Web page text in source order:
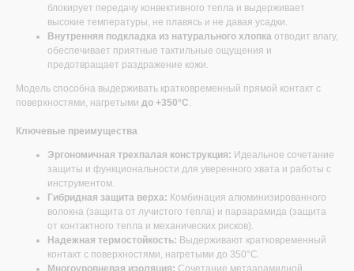
блокирует передачу конвективного тепла и выдерживает
высокие температуры, не плавясь и не давая усадки.
Внутренняя подкладка из натурального хлопка отводит влагу,
обеспечивает приятные тактильные ощущения и
предотвращает раздражение кожи.
Модель способна выдерживать кратковременный прямой контакт с
поверхностями, нагретыми до +350°С.
Ключевые преимущества
Эргономичная трехпалая конструкция: Идеальное сочетание
защиты и функциональности для уверенного хвата и работы с
инструментом.
Гибридная защита верха: Комбинация алюминизированного
волокна (защита от лучистого тепла) и параарамида (защита
от контактного тепла и механических рисков).
Надежная термостойкость: Выдерживают кратковременный
контакт с поверхностями, нагретыми до 350°С.
Многоуровневая изоляция: Сочетание метаарамидной